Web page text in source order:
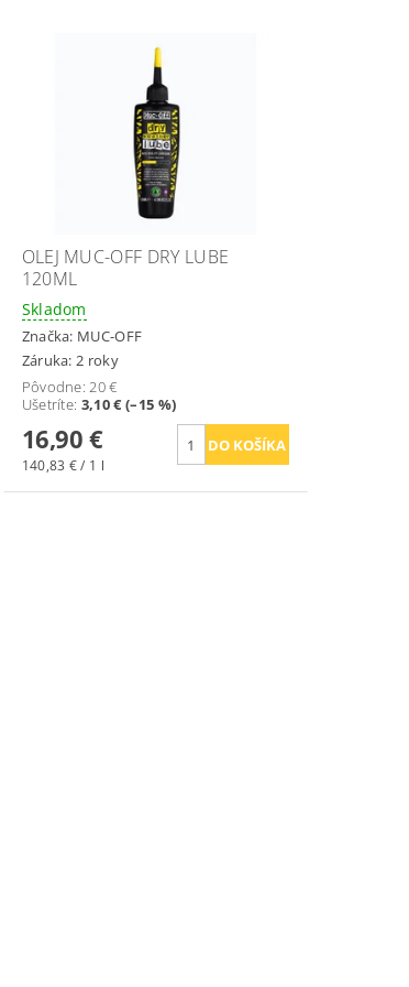
OLEJ MUC-OFF DRY LUBE
120ML
Skladom
Značka: MUC-OFF
Záruka: 2 roky
Pôvodne:20 €
Ušetríte: 3,10 € (–15 %)
16,90 €
140,83 € / 1 l